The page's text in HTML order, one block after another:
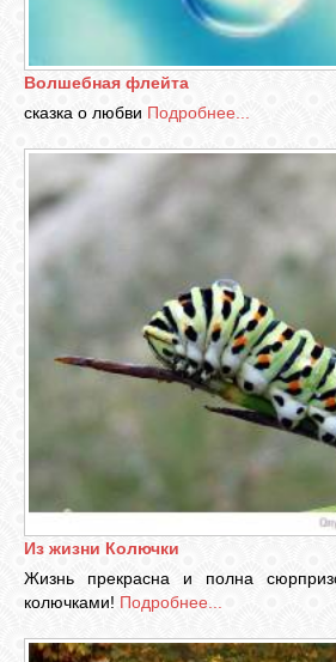
Волшебная флейта
сказка о любви Подробнее...
Из жизни Колючки
Жизнь прекрасна и полна
колючками! Подробнее...